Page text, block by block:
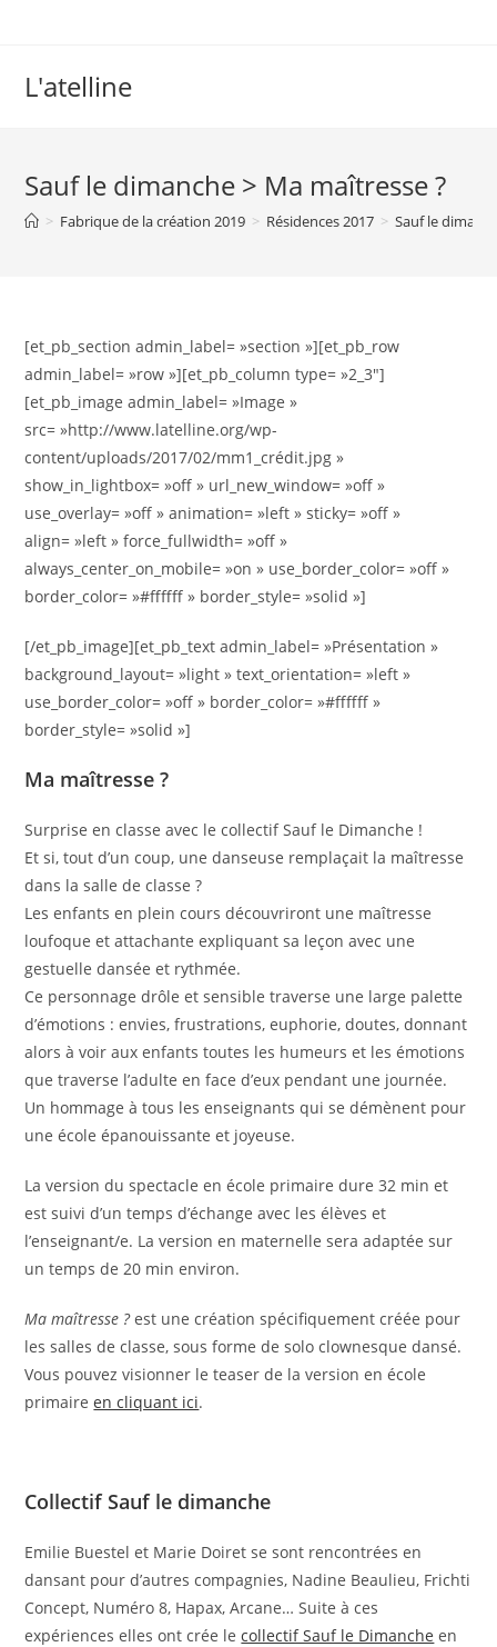
L'atelline
Sauf le dimanche > Ma maîtresse ?
> Fabrique de la création 2019 > Résidences 2017 > Sauf le
[et_pb_section admin_label= »section »][et_pb_row
admin_label= »row »][et_pb_column type= »2_3″]
[et_pb_image admin_label= »Image »
src= »http://www.latelline.org/wp-
content/uploads/2017/02/mm1_crédit.jpg »
show_in_lightbox= »off » url_new_window= »off »
use_overlay= »off » animation= »left » sticky= »off »
align= »left » force_fullwidth= »off »
always_center_on_mobile= »on » use_border_color= »off »
border_color= »#ffffff » border_style= »solid »]
[/et_pb_image][et_pb_text admin_label= »Présentation »
background_layout= »light » text_orientation= »left »
use_border_color= »off » border_color= »#ffffff »
border_style= »solid »]
Ma maîtresse ?
Surprise en classe avec le collectif Sauf le Dimanche !
Et si, tout d’un coup, une danseuse remplaçait la maîtresse
dans la salle de classe ?
Les enfants en plein cours découvriront une maîtresse
loufoque et attachante expliquant sa leçon avec une
gestuelle dansée et rythmée.
Ce personnage drôle et sensible traverse une large palette
d’émotions : envies, frustrations, euphorie, doutes, donnant
alors à voir aux enfants toutes les humeurs et les émotions
que traverse l’adulte en face d’eux pendant une journée.
Un hommage à tous les enseignants qui se démènent pour
une école épanouissante et joyeuse.
La version du spectacle en école primaire dure 32 min et
est suivi d’un temps d’échange avec les élèves et
l’enseignant/e. La version en maternelle sera adaptée sur
un temps de 20 min environ.
Ma maîtresse ?est une création spécifiquement créée pour
les salles de classe, sous forme de solo clownesque dansé.
Vous pouvez visionner le teaser de la version en école
primaireen cliquant ici.
Collectif Sauf le dimanche
Emilie Buestel et Marie Doiret se sont rencontrées en
dansant pour d’autres compagnies, Nadine Beaulieu, Frichti
Concept, Numéro 8, Hapax, Arcane… Suite à ces
expériences elles ont crée lecollectif Sauf le Dimanche en